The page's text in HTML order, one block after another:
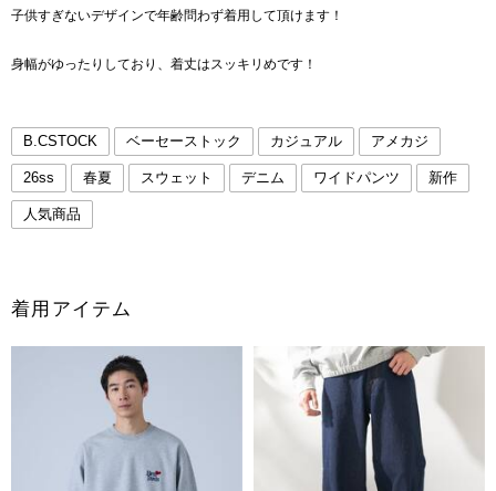
子供すぎないデザインで年齢問わず着用して頂けます！
身幅がゆったりしており、着丈はスッキリめです！
B.CSTOCK ベーセーストック カジュアル アメカジ
26ss 春夏 スウェット デニム ワイドパンツ 新作
人気商品
着用アイテム